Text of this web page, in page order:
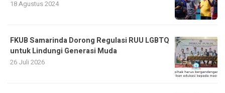
18 Agustus 2024
FKUB Samarinda Dorong Regulasi RUU LGBTQ
untuk Lindungi Generasi Muda
26 Juli 2026